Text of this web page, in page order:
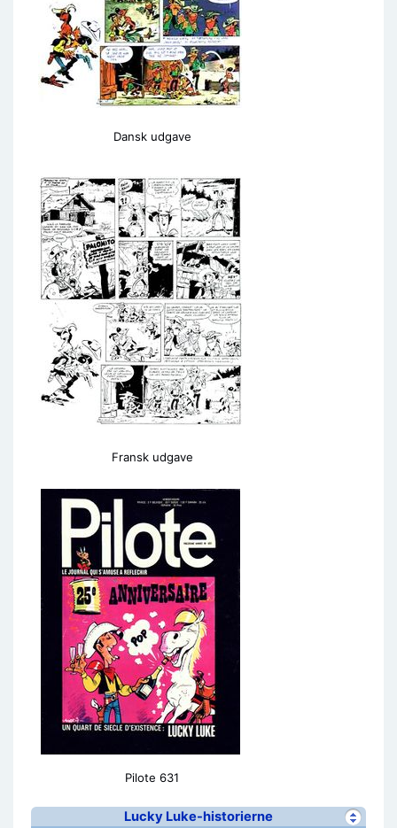
Dansk udgave
Fransk udgave
Pilote 631
Lucky Luke-historierne